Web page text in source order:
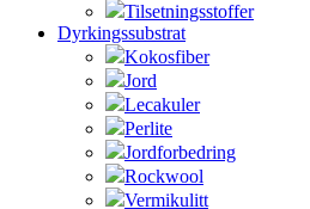
Tilsetningsstoffer
Dyrkingssubstrat
Kokosfiber
Jord
Lecakuler
Perlite
Jordforbedring
Rockwool
Vermikulitt